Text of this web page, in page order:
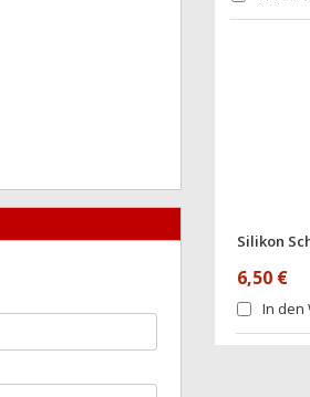
Silikon
6,50 €
In den